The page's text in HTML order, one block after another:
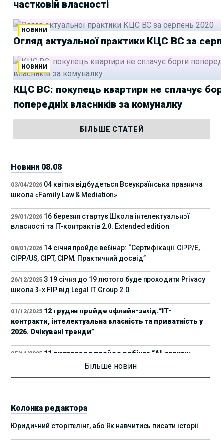
частковій власності
НОВИНИ
Огляд актуальної практики КЦС ВС за
НОВИНИ
КЦС ВС: покупець квартири не сплачує
попередніх власників за комуналку
БІЛЬШЕ СТАТЕЙ
Новини 08.08
03/04/2026 04 квітня відбудеться Всеукраїнська правнича
школа «Family Law & Mediation»
29/01/2026 16 березня стартує Школа інтелектуальної
власності та IT-контрактів 2.0. Extended edition
08/01/2026 14 січня пройде вебінар: “Сертифікації СІРР/Е,
CIPP/US, CIPT, CIPM. Практичний досвід”
26/12/2025 З 19 січня до 19 лютого буде проходити Privacy
школа 3-х FIP від Legal IT Group 2.0
01/12/2025 12 грудня пройде офлайн-захід:“ІТ-
контракти, інтелектуальна власність та приватність у
2026. Очікувані тренди”
05/11/2025 11 листопада пройде вебінар “AI-агенти:
прайвесі, IP та комплаєнс ризики”
17 листопада стартує Школа юридичної
підтримки ШІ-проєктів від Legal IT Group
Більше новин
Колонка редактора
Юридичний сторітелінг, або Як навчитись писати історії